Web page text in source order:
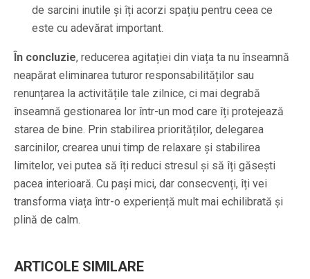
de sarcini inutile și îți acorzi spațiu pentru ceea ce
este cu adevărat important.
În concluzie, reducerea agitației din viața ta nu înseamnă
neapărat eliminarea tuturor responsabilităților sau
renunțarea la activitățile tale zilnice, ci mai degrabă
înseamnă gestionarea lor într-un mod care îți protejează
starea de bine. Prin stabilirea priorităților, delegarea
sarcinilor, crearea unui timp de relaxare și stabilirea
limitelor, vei putea să îți reduci stresul și să îți găsești
pacea interioară. Cu pași mici, dar consecvenți, îți vei
transforma viața într-o experiență mult mai echilibrată și
plină de calm.
ARTICOLE SIMILARE